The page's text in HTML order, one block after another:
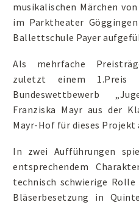
musikalischen Märchen
im Parktheater
Ballettschule Payer
Als mehrfache
zuletzt einem 1.Preis
Bundeswettbewerb
Franziska Mayr aus der
Mayr-Hof für dieses Projekt
In zwei Aufführungen
entsprechendem
technisch schwierige
Bläserbesetzung in